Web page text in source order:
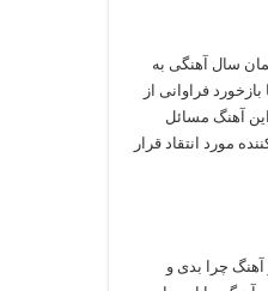
در آذر ماه همان سال آهنگی به
فراوانی از
آهنگ مسائل
مورد انتقاد قرار
چرا بدی و